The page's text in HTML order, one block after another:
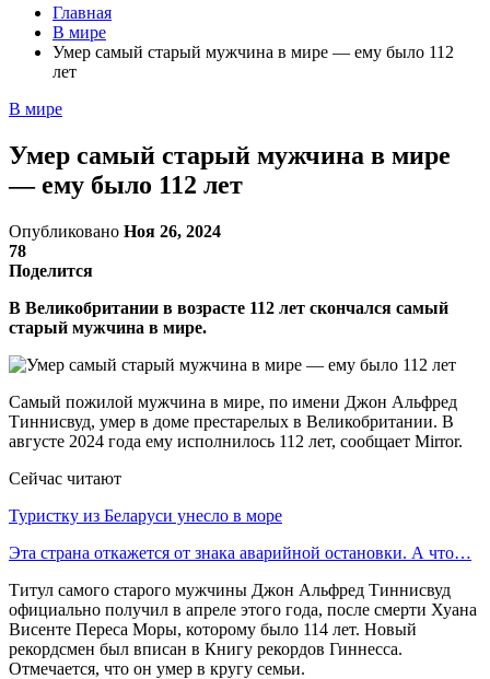
Главная
В мире
Умер самый старый мужчина в мире — ему было 112
лет
В мире
Умер самый старый мужчина в мире
— ему было 112 лет
Опубликовано Ноя 26, 2024
78
Поделится
В Великобритании в возрасте 112 лет скончался самый
старый мужчина в мире.
Самый пожилой мужчина в мире, по имени Джон Альфред
Тиннисвуд, умер в доме престарелых в Великобритании. В
августе 2024 года ему исполнилось 112 лет, сообщает Mirror.
Сейчас читают
Туристку из Беларуси унесло в море
Эта страна откажется от знака аварийной остановки. А что…
Титул самого старого мужчины Джон Альфред Тиннисвуд
официально получил в апреле этого года, после смерти Хуана
Висенте Переса Моры, которому было 114 лет. Новый
рекордсмен был вписан в Книгу рекордов Гиннесса.
Отмечается, что он умер в кругу семьи.